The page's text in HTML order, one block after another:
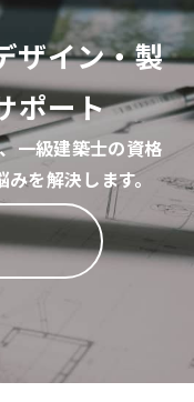
ザイン・製
ポート
一級建築士の資格
を解決します。